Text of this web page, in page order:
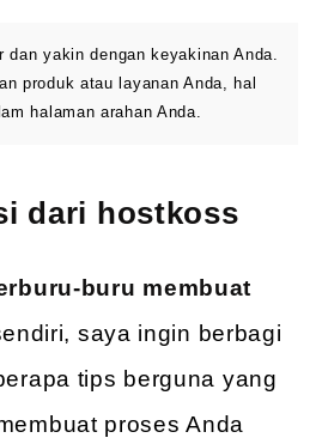
dan yakin dengan keyakinan Anda.
produk atau layanan Anda, hal
halaman arahan Anda.
dari hostkoss
buru membuat
saya ingin berbagi
tips berguna yang
proses Anda